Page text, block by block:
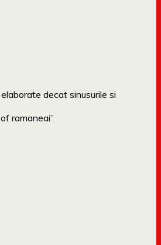
decat sinusurile si
ramaneai”